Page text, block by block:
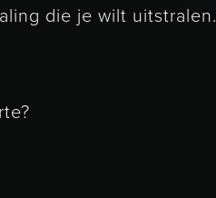
die je wilt uitstralen.